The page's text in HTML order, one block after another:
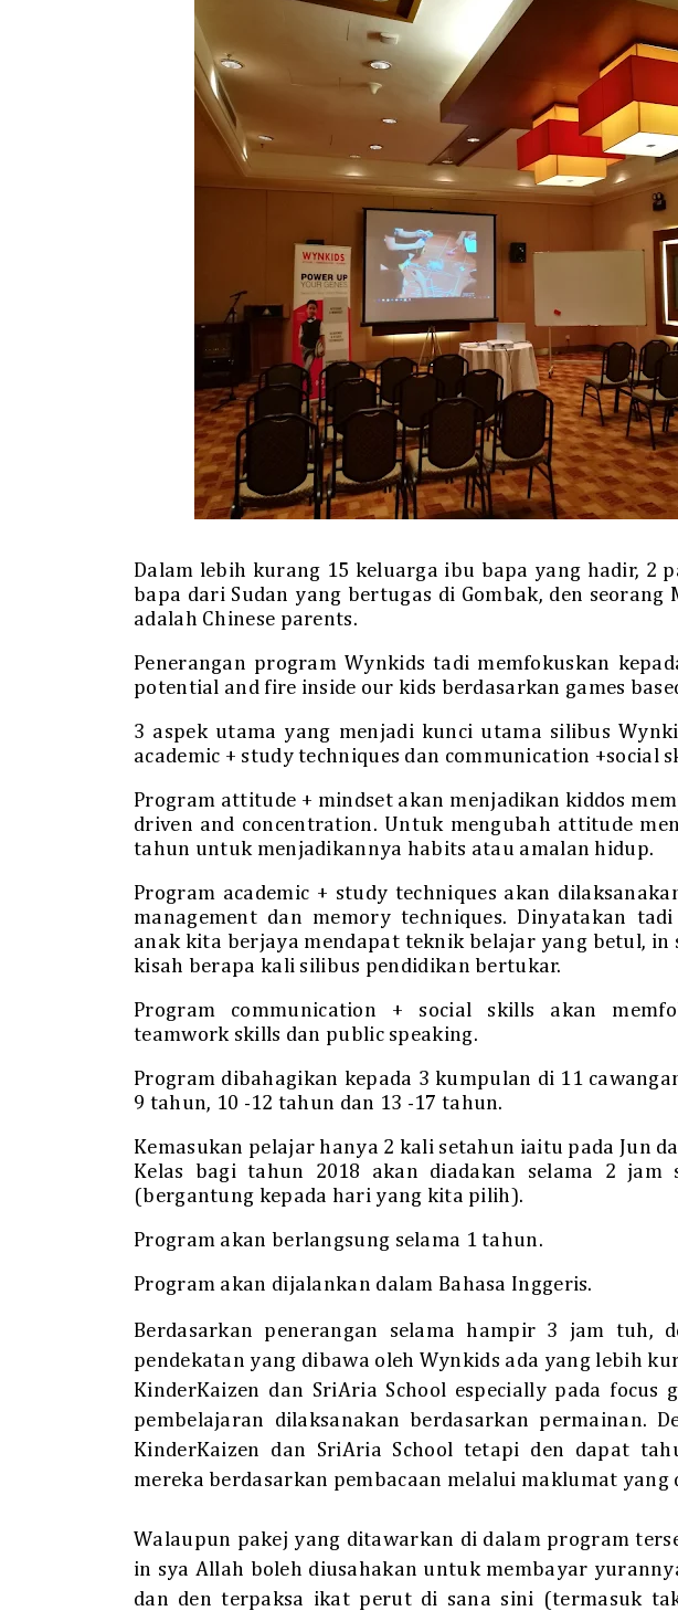
Dalam lebih kurang 15 keluarga ibu bapa yang hadir, 2
bapa dari Sudan yang bertugas di Gombak, den
adalah Chinese parents.
Penerangan program Wynkids tadi memfokuskan
potential and fire inside our kids berdasarkan games
3 aspek utama yang menjadi kunci utama silibus
academic + study techniques dan communication +social
Program attitude + mindset akan menjadikan kiddos
driven and concentration. Untuk mengubah attitude
tahun untuk menjadikannya habits atau amalan hidup.
Program academic + study techniques akan
management dan memory techniques. Dinyatakan
anak kita berjaya mendapat teknik belajar yang betul, in
kisah berapa kali silibus pendidikan bertukar.
Program communication + social skills akan
teamwork skills dan public speaking.
Program dibahagikan kepada 3 kumpulan di 11
9 tahun, 10 -12 tahun dan 13 -17 tahun.
Kemasukan pelajar hanya 2 kali setahun iaitu pada Jun
Kelas bagi tahun 2018 akan diadakan selama 2
(bergantung kepada hari yang kita pilih).
Program akan berlangsung selama 1 tahun.
Program akan dijalankan dalam Bahasa Inggeris.
Berdasarkan penerangan selama hampir 3 jam tuh,
pendekatan yang dibawa oleh Wynkids ada yang lebih
KinderKaizen dan SriAria School especially pada
pembelajaran dilaksanakan berdasarkan permainan.
KinderKaizen dan SriAria School tetapi den dapat
mereka berdasarkan pembacaan melalui maklumat yang
Walaupun pakej yang ditawarkan di dalam program
in sya Allah boleh diusahakan untuk membayar
dan den terpaksa ikat perut di sana sini (termasuk